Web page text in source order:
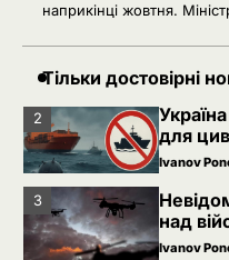
наприкінці жовтня.
Тільки достовірні
війни:
Ivanov
2
для
Ivanov
3
над
де
Ivanov